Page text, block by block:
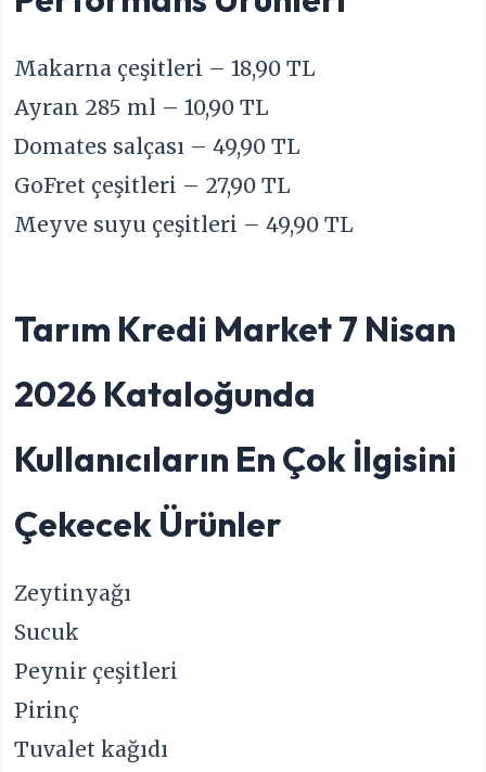
Makarna çeşitleri – 18,90 TL
Ayran 285 ml – 10,90 TL
Domates salçası – 49,90 TL
GoFret çeşitleri – 27,90 TL
Meyve suyu çeşitleri – 49,90 TL
Tarım Kredi Market 7 Nisan
2026 Kataloğunda
Kullanıcıların En Çok İlgisini
Çekecek Ürünler
Zeytinyağı
Sucuk
Peynir çeşitleri
Pirinç
Tuvalet kağıdı